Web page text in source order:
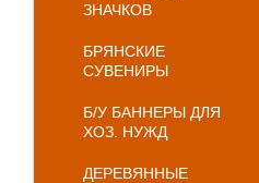
ЗНАЧКОВ
БРЯНСКИЕ
СУВЕНИРЫ
Б/У БАННЕРЫ ДЛЯ
ХОЗ. НУЖД
ДЕРЕВЯННЫЕ